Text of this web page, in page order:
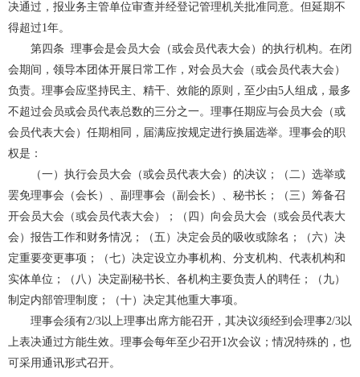
决通过，报业务主管单位审查并经登记管理机关批准同意。但延期不
得超过1年。
第四条 理事会是会员大会（或会员代表大会）的执行机构。在闭
会期间，领导本团体开展日常工作，对会员大会（或会员代表大会）
负责。理事会应坚持民主、精干、效能的原则，至少由5人组成，最多
不超过会员或会员代表总数的三分之一。理事任期应与会员大会（或
会员代表大会）任期相同，届满应按规定进行换届选举。理事会的职
权是：
（一）执行会员大会（或会员代表大会）的决议；（二）选举或
罢免理事会（会长）、副理事会（副会长）、秘书长；（三）筹备召
开会员大会（或会员代表大会）；（四）向会员大会（或会员代表大
会）报告工作和财务情况；（五）决定会员的吸收或除名；（六）决
定重要变更事项；（七）决定设立办事机构、分支机构、代表机构和
实体单位；（八）决定副秘书长、各机构主要负责人的聘任；（九）
制定内部管理制度；（十）决定其他重大事项。
理事会须有2/3以上理事出席方能召开，其决议须经到会理事2/3以
上表决通过方能生效。理事会每年至少召开1次会议；情况特殊的，也
可采用通讯形式召开。